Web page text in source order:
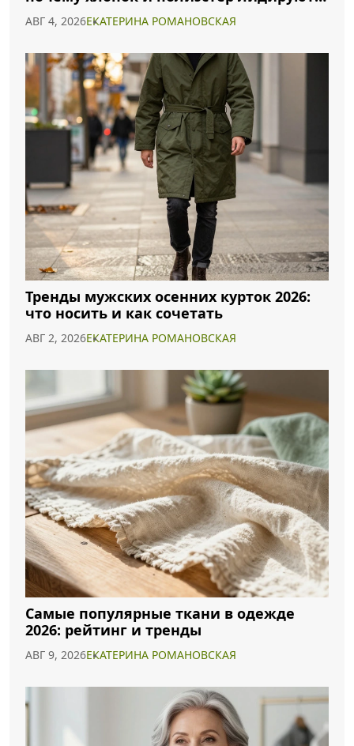
АВГ 4, 2026ЕКАТЕРИНА РОМАНОВСКАЯ
Тренды мужских осенних курток 2026:
что носить и как сочетать
АВГ 2, 2026ЕКАТЕРИНА РОМАНОВСКАЯ
Самые популярные ткани в одежде
2026: рейтинг и тренды
АВГ 9, 2026ЕКАТЕРИНА РОМАНОВСКАЯ